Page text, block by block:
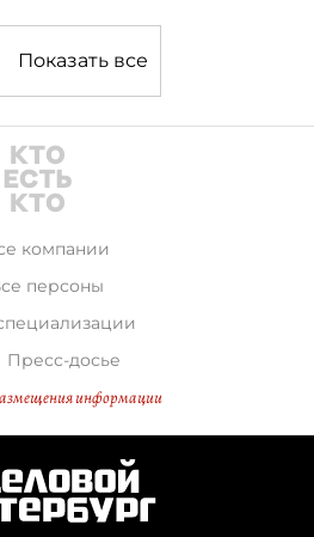
Показать все
компании
персоны
Пресс-досье
информации